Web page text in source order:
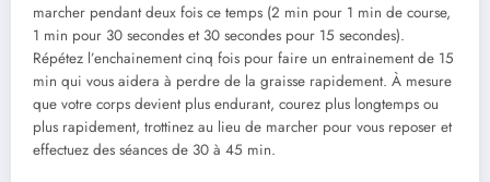
marcher pendant deux fois ce temps (2 min pour 1 min de course,
1 min pour 30 secondes et 30 secondes pour 15 secondes).
Répétez l’enchainement cinq fois pour faire un entrainement de 15
min qui vous aidera à perdre de la graisse rapidement. À mesure
que votre corps devient plus endurant, courez plus longtemps ou
plus rapidement, trottinez au lieu de marcher pour vous reposer et
effectuez des séances de 30 à 45 min.